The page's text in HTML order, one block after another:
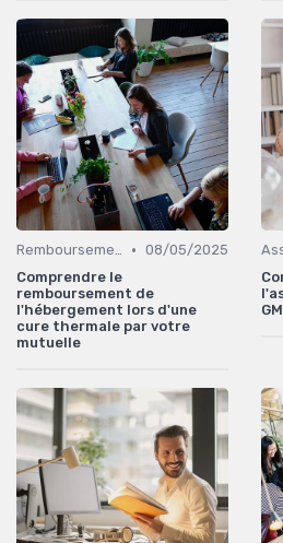
Remboursements des Soins Médicaux • 08/05/2025
Comprendre le
remboursement de
l'hébergement lors d'une
cure thermale par votre
mutuelle